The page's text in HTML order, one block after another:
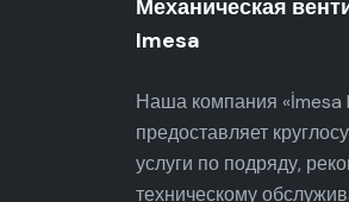
Механическая
Imesa
Наша компания «İmesa
предоставляет
услуги по подряду,
техническому